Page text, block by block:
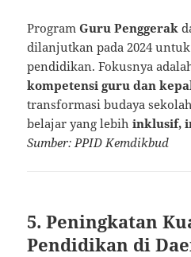
ProgramGuru Penggerak
dilanjutkan pada 2024
pendidikan. Fokusnya
kompetensi guru dan
transformasi budaya
belajar yang lebihinklusif,
Sumber: PPID Kemdikbud
5. Peningkatan
Pendidikan di